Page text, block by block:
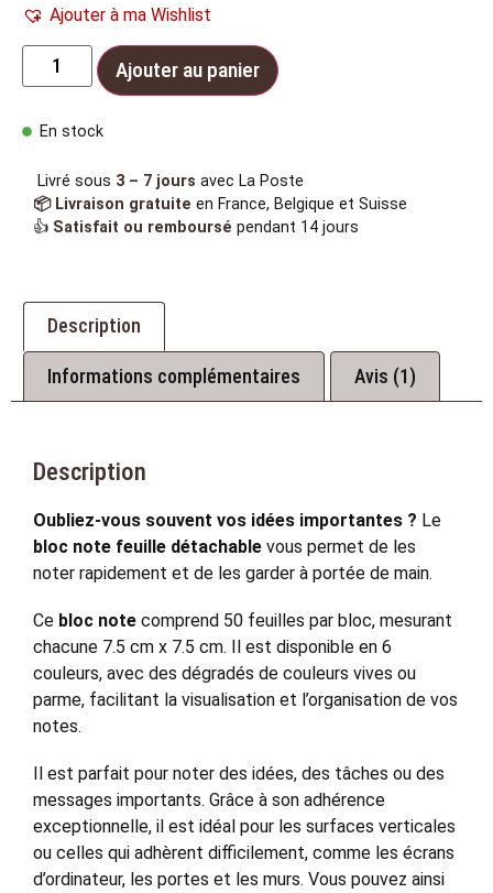
Ajouter à ma Wishlist
Ajouter au panier
En stock
Livré sous 3 – 7 jours avec La Poste
📦 Livraison gratuite en France, Belgique et Suisse
👍 Satisfait ou remboursé pendant 14 jours
Description
Informations complémentaires Avis (1)
Description
Oubliez-vous souvent vos idées importantes ? Le
bloc note feuille détachable vous permet de les
noter rapidement et de les garder à portée de main.
Ce bloc note comprend 50 feuilles par bloc, mesurant
chacune 7.5 cm x 7.5 cm. Il est disponible en 6
couleurs, avec des dégradés de couleurs vives ou
parme, facilitant la visualisation et l’organisation de vos
notes.
Il est parfait pour noter des idées, des tâches ou des
messages importants. Grâce à son adhérence
exceptionnelle, il est idéal pour les surfaces verticales
ou celles qui adhèrent difficilement, comme les écrans
d’ordinateur, les portes et les murs. Vous pouvez ainsi